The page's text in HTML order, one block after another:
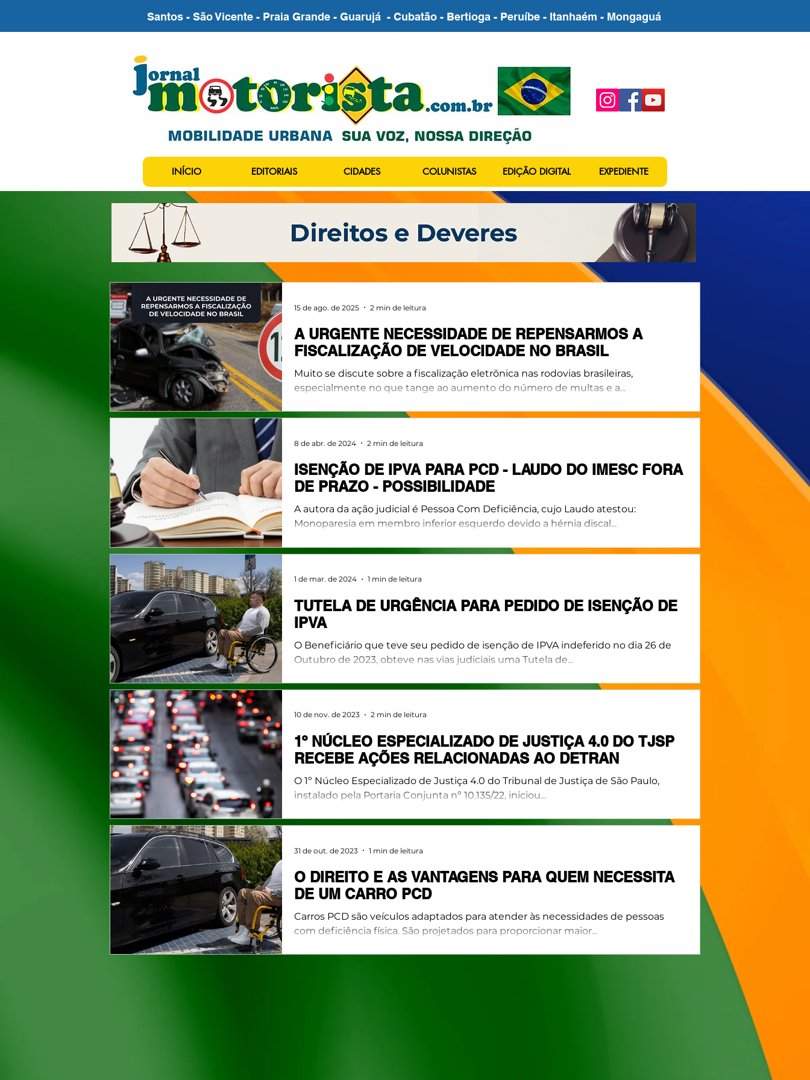
Santos - São Vicente - Praia Grande - Guarujá - Cubatão - Bertioga - Peruíbe - Itanhaém - Mongaguá
INÍCIO EDITORIAIS CIDADES COLUNISTAS EDIÇÃO DIGITAL EXPEDIENTE
A URGENTE NECESSIDADE DE REPENSARMOS A
FISCALIZAÇÃO DE VELOCIDADE NO BRASIL
Muito se discute sobre a fiscalização eletrônica nas rodovias brasileiras,
especialmente no que tange ao aumento do número de multas e a...
15 de ago. de 2025 2 min de leitura
ISENÇÃO DE IPVA PARA PCD - LAUDO DO IMESC FORA
DE PRAZO - POSSIBILIDADE
A autora da ação judicial é Pessoa Com Deficiência, cujo Laudo atestou:
Monoparesia em membro inferior esquerdo devido a hérnia discal...
8 de abr. de 2024 2 min de leitura
TUTELA DE URGÊNCIA PARA PEDIDO DE ISENÇÃO DE
IPVA
O Beneficiário que teve seu pedido de isenção de IPVA indeferido no dia 26 de
Outubro de 2023, obteve nas vias judiciais uma Tutela de...
1 de mar. de 2024 1 min de leitura
1º NÚCLEO ESPECIALIZADO DE JUSTIÇA 4.0 DO TJSP
RECEBE AÇÕES RELACIONADAS AO DETRAN
O 1º Núcleo Especializado de Justiça 4.0 do Tribunal de Justiça de São Paulo,
instalado pela Portaria Conjunta nº 10.135/22, iniciou...
10 de nov. de 2023 2 min de leitura
O DIREITO E AS VANTAGENS PARA QUEM NECESSITA
DE UM CARRO PCD
Carros PCD são veículos adaptados para atender às necessidades de pessoas
com deficiência física. São projetados para proporcionar maior...
31 de out. de 2023 1 min de leitura